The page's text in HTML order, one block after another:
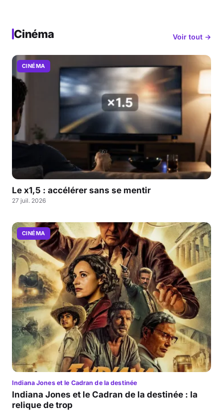
Cinéma Voir tout →
CINÉMA
Le x1,5 : accélérer sans se mentir
27 juil. 2026
CINÉMA
Indiana Jones et le Cadran de la destinée
Indiana Jones et le Cadran de la destinée : la
relique de trop